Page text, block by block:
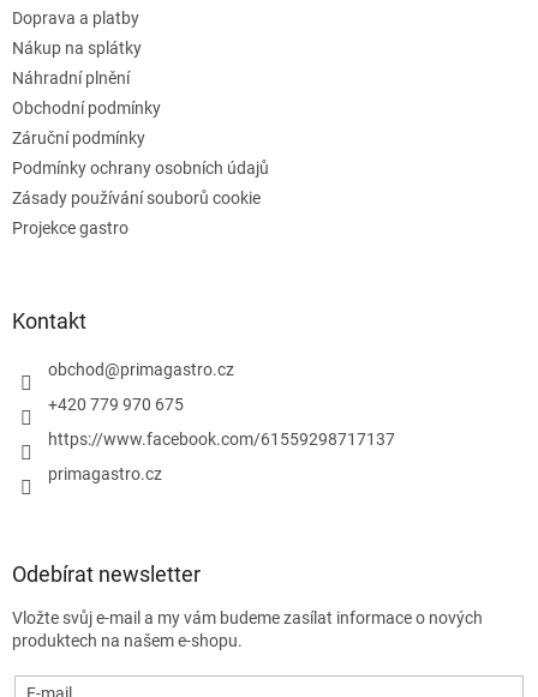
u
Doprava a platby
Nákup na splátky
Náhradní plnění
Obchodní podmínky
Záruční podmínky
Podmínky ochrany osobních údajů
Zásady používání souborů cookie
Projekce gastro
Kontakt
obchod@primagastro.cz
+420 779 970 675
https://www.facebook.com/61559298717137
primagastro.cz
Odebírat newsletter
Vložte svůj e-mail a my vám budeme zasílat informace o nových
produktech na našem e-shopu.